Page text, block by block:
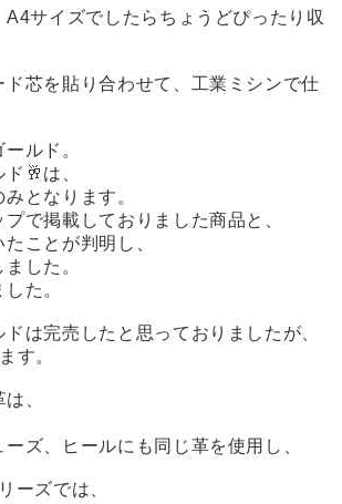
A4サイズでしたらちょうどぴったり収
ド芯を貼り合わせて、工業ミシンで仕
ルド。
🥂は、
となります。
で掲載しておりました商品と、
ことが判明し、
した。
た。
は完売したと思っておりましたが、
す。
、
ズ、ヒールにも同じ革を使用し、
ーズでは、